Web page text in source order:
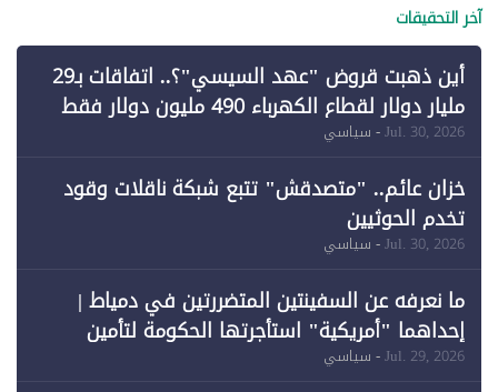
آخر التحقيقات
أين ذهبت قروض "عهد السيسي"؟.. اتفاقات بـ29
مليار دولار لقطاع الكهرباء 490 مليون دولار فقط
لـ"الطاقة المتجددة" (1)
Jul. 30, 2026- سياسي
خزان عائم.. "متصدقش" تتبع شبكة ناقلات وقود
تخدم الحوثيين
Jul. 30, 2026- سياسي
ما نعرفه عن السفينتين المتضررتين في دمياط |
إحداهما "أمريكية" استأجرتها الحكومة لتأمين
احتياجات الطاقة
Jul. 29, 2026- سياسي